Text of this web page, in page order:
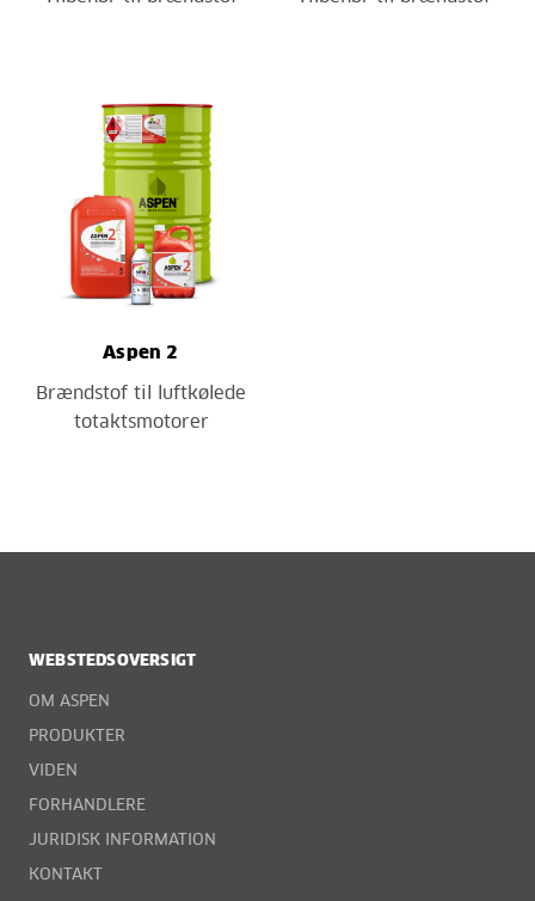
Aspen 2
Brændstof til luftkølede
totaktsmotorer
WEBSTEDSOVERSIGT
OM ASPEN
PRODUKTER
VIDEN
FORHANDLERE
JURIDISK INFORMATION
KONTAKT